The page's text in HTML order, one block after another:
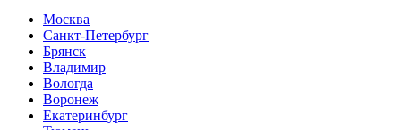
Москва
Санкт-Петербург
Брянск
Владимир
Вологда
Воронеж
Екатеринбург